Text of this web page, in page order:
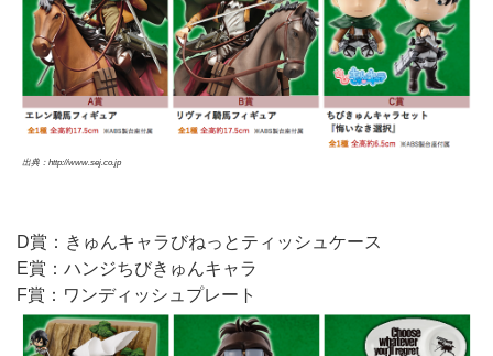
出典：http://www.sej.co.jp
D賞：きゅんキャラびねっとティッシュケース
E賞：ハンジちびきゅんキャラ
F賞：ワンディッシュプレート